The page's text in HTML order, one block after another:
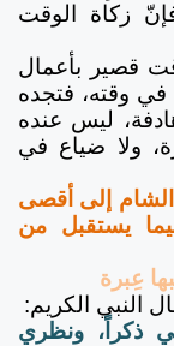
زكاة الوقت
قصير بأعمال
في وقته، فتجده
ليس عنده
ولا ضياع في
إلى أقصى
يستقبل من
عِبرة
النبي الكريم:
ذكراً، ونظري